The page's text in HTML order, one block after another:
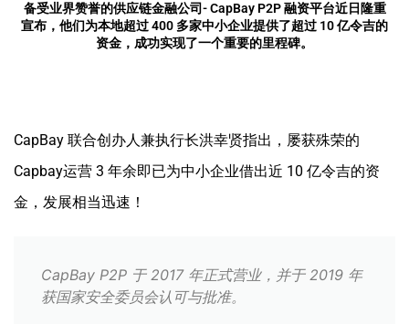
备受业界赞誉的供应链金融公司- CapBay P2P 融资平台近日隆重
宣布，他们为本地超过 400 多家中小企业提供了超过 10 亿令吉的
资金，成功实现了一个重要的里程碑。
CapBay 联合创办人兼执行长洪幸贤指出，屡获殊荣的
Capbay运营 3 年余即已为中小企业借出近 10 亿令吉的资
金，发展相当迅速！
CapBay P2P 于 2017 年正式营业，并于 2019 年
获国家安全委员会认可与批准。